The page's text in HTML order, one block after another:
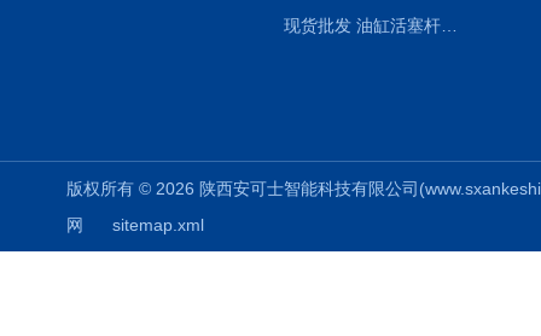
现货批发 油缸活塞杆圆形保护套
版权所有 © 2026 陕西安可士智能科技有限公司
网
sitemap.xml